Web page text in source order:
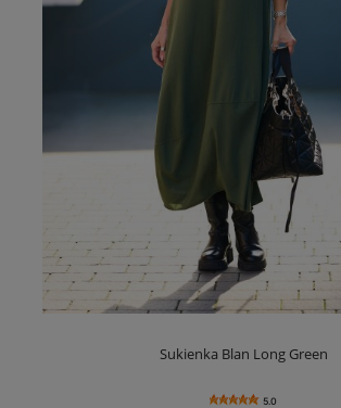
Sukienka Blan Long Green
5.0